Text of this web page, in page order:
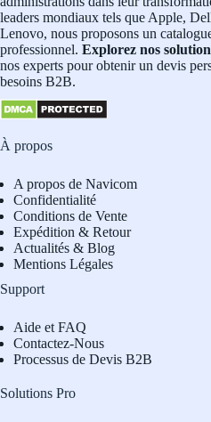
leaders mondiaux tels que Apple,
Lenovo, nous proposons un
professionnel. Explorez nos
nos experts pour obtenir un devis
besoins B2B.
À propos
A propos de Navicom
Confidentialité
Conditions de Vente
Expédition & Retour
Actualités & Blog
Mentions Légales
Support
Aide et FAQ
Contactez-Nous
Processus de Devis B2B
Solutions Pro